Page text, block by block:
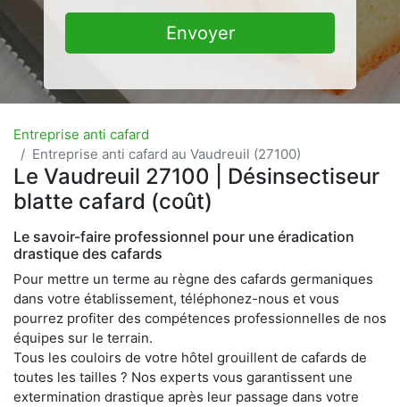
Envoyer
Entreprise anti cafard
Entreprise anti cafard au Vaudreuil (27100)
Le Vaudreuil 27100 | Désinsectiseur
blatte cafard (coût)
Le savoir-faire professionnel pour une éradication
drastique des cafards
Pour mettre un terme au règne des cafards germaniques
dans votre établissement, téléphonez-nous et vous
pourrez profiter des compétences professionnelles de nos
équipes sur le terrain.
Tous les couloirs de votre hôtel grouillent de cafards de
toutes les tailles ? Nos experts vous garantissent une
extermination drastique après leur passage dans votre